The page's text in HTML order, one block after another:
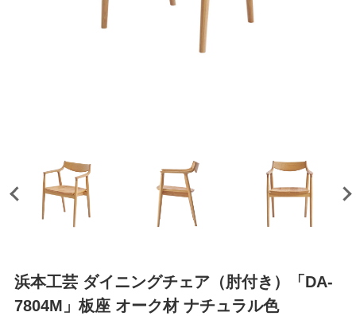
浜本工芸 ダイニングチェア（肘付き）「DA-
7804M」板座 オーク材 ナチュラル色